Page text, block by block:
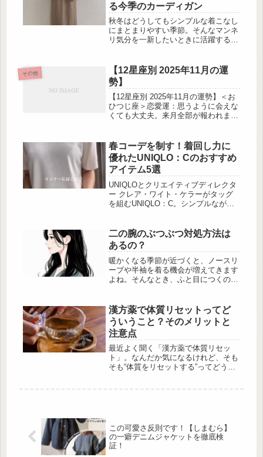
うな幻想的な景色が広がります。15周
年を迎える同イベントは、使用済み食
用油を燃料としたサステナブルなイル
ミネーション。地元住民や企業の協力
により灯し続けられている“地産地消
る今季のカーディガン
秋冬はどうしてもシンプルな着こなし
にまとまりやすい季節。そんなマンネ
リ気分を一新したいときに活躍するの
にしまむら？」と驚くようなデザイン
カーディガンをピックアップ。羽織る
だけで雰囲気が変わり、毎日のコーデ
にさりげなく個性を添えてくれます
よ。刺繍×ペプラムで華やぎプラス 出
典:chii_150cm様ご提供 出
その他
【12星座別 2025年11月の運
勢】
【12星座別 2025年11月の運勢】＜お
ひつじ座＞恋愛運：思うように会えな
くても大丈夫。来月全部が報われま
運：ダイエットは、1日ファスティン
グで結果が出せそうです。＜おうし座
＞恋愛運：不安になったら追いLINE
も◎。相手の愛を実感できそう。仕事
運：職場のムードメーカーとして輝き
を放っていくでしょう。美容運：新作
コスメは、口コミ重視で選ぶと大成功
しそうです。＜ふたご座＞...
春コーデを制す！着回し力に
優れたUNIQLO：Cのおすすめ
アイテム5選
UNIQLOとクリエイティブディレクタ
ー クレア・ワイト・ケラーがタッグ
を組むUNIQLO：C。シンプルながら
回し力が魅力です。今回は、この春ぜ
ひ取 […]
二の腕のぶつぶつ対処方法は
あるの？
暖かくなる季節が近づくと、ノースリ
ーブや半袖を着る機会が増えてきます
よね。そんなとき、ふと目につくのが
ていたり…。 「このぶつぶつって、
私だけ？」「スキ […]
漢方薬で体質リセットってど
ういうこと？そのメリットと
注意点
最近よく聞く「漢方薬で体質リセッ
ト」。なんだか気になるけれど、そも
そも“体質をリセットする”ってどうい
さんに解説いただきます。漢方薬で体
質リセットってどういうこと？ 出
典:Unsplash 「漢方薬で体質をリセッ
トできる」と聞くと、一瞬で生まれ変
この可愛さ反則です！【しまむら】
の一癖デニムジャケットを徹底検
証！